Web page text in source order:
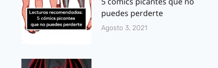
puedes perderte
Agosto 3, 2021